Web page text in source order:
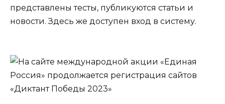
представлены тесты, публикуются статьи и
новости. Здесь же доступен вход в систему.